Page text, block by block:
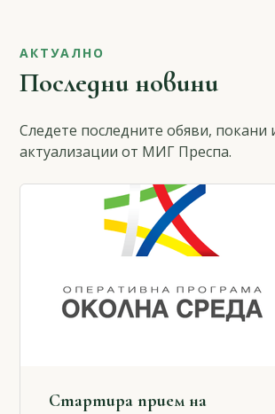
АКТУАЛНО
Последни новини
Следете последните обяви, покани
актуализации от МИГ Преспа.
Стартира прием на